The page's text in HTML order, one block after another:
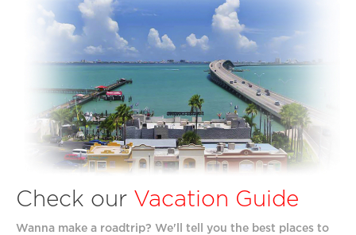
Check our Vacation Guide
Wanna make a roadtrip? We'll tell you the best places to